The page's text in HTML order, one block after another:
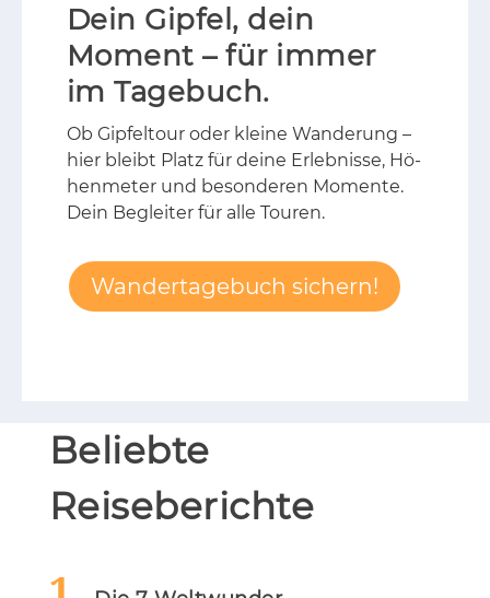
Dein Gipfel, dein
Moment – für immer
im Tagebuch.
Ob Gip­fel­tour oder klei­ne Wan­de­rung –
hier bleibt Platz für dei­ne Er­leb­nis­se, Hö­
hen­me­ter und be­son­de­ren Mo­men­te.
Dein Be­glei­ter für alle Tou­ren.
Wandertagebuch sichern!
Beliebte
Reiseberichte